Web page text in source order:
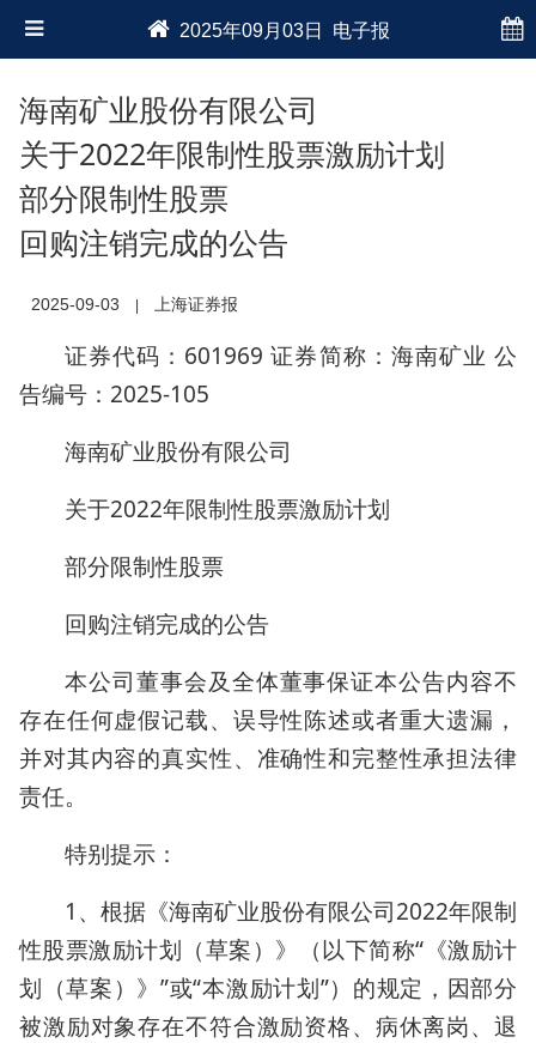
2025年09月03日 电子报
海南矿业股份有限公司
关于2022年限制性股票激励计划
部分限制性股票
回购注销完成的公告
2025-09-03 上海证券报
证券代码：601969 证券简称：海南矿业 公
告编号：2025-105
海南矿业股份有限公司
关于2022年限制性股票激励计划
部分限制性股票
回购注销完成的公告
本公司董事会及全体董事保证本公告内容不
存在任何虚假记载、误导性陈述或者重大遗漏，
并对其内容的真实性、准确性和完整性承担法律
责任。
特别提示：
1、根据《海南矿业股份有限公司2022年限制
性股票激励计划（草案）》（以下简称“《激励计
划（草案）》”或“本激励计划”）的规定，因部分
被激励对象存在不符合激励资格、病休离岗、退